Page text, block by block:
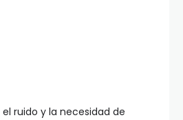
ruido y la necesidad de